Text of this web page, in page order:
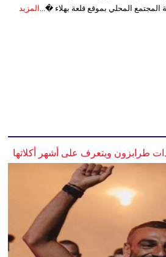
المحلي بموقع قلعة بهلاء �... المزيد
طرابزون ويتعرف على أشهر أكلاتها